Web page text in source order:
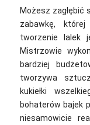
Możesz zagłębić
zabawkę,
tworzenie lalek
Mistrzowie
bardziej
tworzywa
kukiełki
bohaterów bajek
niesamowicie